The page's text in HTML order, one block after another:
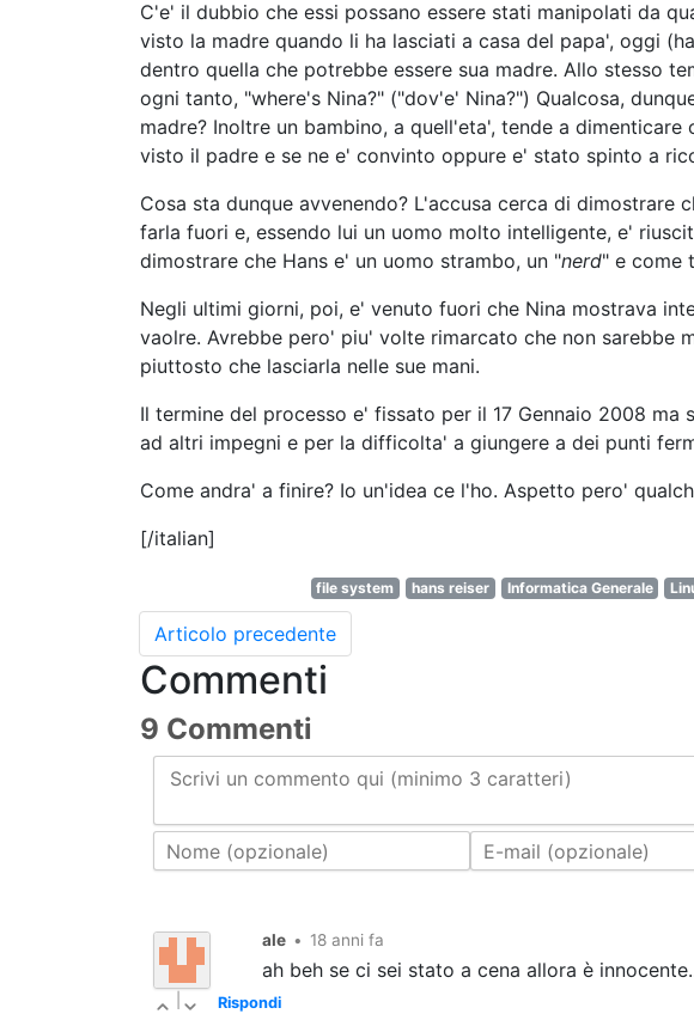
C'e' il dubbio che essi possano essere stati manipolati da
visto la madre quando li ha lasciati a casa del papa', oggi
dentro quella che potrebbe essere sua madre. Allo stesso
ogni tanto, "where's Nina?" ("dov'e' Nina?") Qualcosa, dunque, non va. Perche' dovrebbe odiare il padre pur non sapendo nulla sulle sorti della
madre? Inoltre un bambino, a quell'eta', tende a
visto il padre e se ne e' convinto oppure e' stato spinto a
Cosa sta dunque avvenendo? L'accusa cerca di
farla fuori e, essendo lui un uomo molto intelligente, e'
dimostrare che Hans e' un uomo strambo, un "nerd" e come
Negli ultimi giorni, poi, e' venuto fuori che Nina mostrava
vaolre. Avrebbe pero' piu' volte rimarcato che non sarebbe
piuttosto che lasciarla nelle sue mani.
Il termine del processo e' fissato per il 17 Gennaio 2008
ad altri impegni e per la difficolta' a giungere a dei punti
Come andra' a finire? Io un'idea ce l'ho. Aspetto pero'
[/italian]
file system hans reiser Informatica Generale
Articolo precedente
Commenti
9 Commenti
Scrivi un commento qui (minimo 3 caratteri)
ale • 18 anni fa
ah beh se ci sei stato a cena allora è
Rispondi